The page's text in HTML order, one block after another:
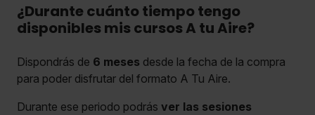
¿Durante cuánto tiempo tengo
disponibles mis cursos A tu Aire?
Dispondrás de 6 meses desde la fecha de la compra
para poder disfrutar del formato A Tu Aire.
Durante ese periodo podrás ver las sesiones